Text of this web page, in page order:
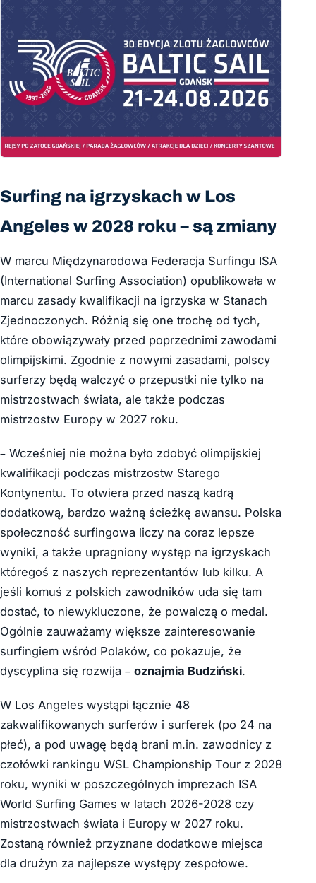
Surfing na igrzyskach w Los
Angeles w 2028 roku – są zmiany
W marcu Międzynarodowa Federacja Surfingu ISA
(International Surfing Association) opublikowała w
marcu zasady kwalifikacji na igrzyska w Stanach
Zjednoczonych. Różnią się one trochę od tych,
które obowiązywały przed poprzednimi zawodami
olimpijskimi. Zgodnie z nowymi zasadami, polscy
surferzy będą walczyć o przepustki nie tylko na
mistrzostwach świata, ale także podczas
mistrzostw Europy w 2027 roku.
– Wcześniej nie można było zdobyć olimpijskiej
kwalifikacji podczas mistrzostw Starego
Kontynentu. To otwiera przed naszą kadrą
dodatkową, bardzo ważną ścieżkę awansu. Polska
społeczność surfingowa liczy na coraz lepsze
wyniki, a także upragniony występ na igrzyskach
któregoś z naszych reprezentantów lub kilku. A
jeśli komuś z polskich zawodników uda się tam
dostać, to niewykluczone, że powalczą o medal.
Ogólnie zauważamy większe zainteresowanie
surfingiem wśród Polaków, co pokazuje, że
dyscyplina się rozwija – oznajmia Budziński.
W Los Angeles wystąpi łącznie 48
zakwalifikowanych surferów i surferek (po 24 na
płeć), a pod uwagę będą brani m.in. zawodnicy z
czołówki rankingu WSL Championship Tour z 2028
roku, wyniki w poszczególnych imprezach ISA
World Surfing Games w latach 2026-2028 czy
mistrzostwach świata i Europy w 2027 roku.
Zostaną również przyznane dodatkowe miejsca
dla drużyn za najlepsze występy zespołowe.